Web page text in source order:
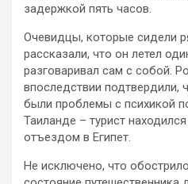
задержкой пять часов.
Очевидцы, которые сидели
рассказали, что он летел
разговаривал сам с собой.
впоследствии подтвердили,
были проблемы с психикой
Таиланде – турист
отъездом в Египет.
Не исключено, что